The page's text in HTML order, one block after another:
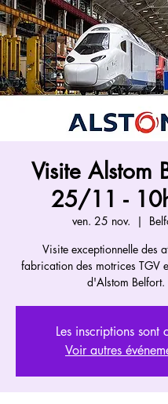
Visite Alstom
25/11 -
ven. 25 nov.
  |
Visite exceptionnelle des
fabrication des motrices TGV
d'Alstom Belfort.
Les inscriptions sont
Voir autres